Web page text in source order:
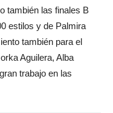
también las finales B
estilos y de Palmira
también para el
Aguilera, Alba
trabajo en las